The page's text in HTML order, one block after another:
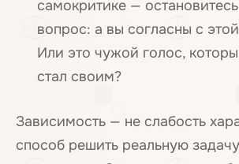
самокритике —
вопрос: а вы согласны с
Или это чужой голос,
стал своим?
Зависимость — не слабость
способ решить реальную